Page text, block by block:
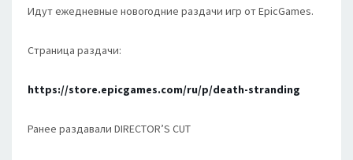
Идут ежедневные новогодние раздачи игр от EpicGames.
Страница раздачи:
https://store.epicgames.com/ru/p/death-stranding
Ранее раздавали DIRECTOR’S CUT